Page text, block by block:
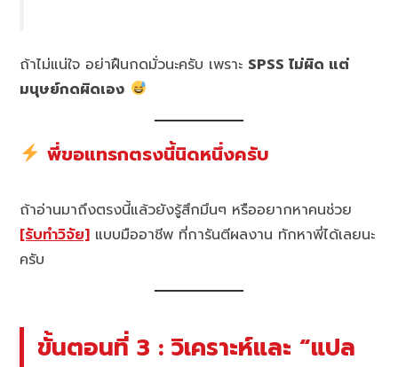
ถ้าไม่แน่ใจ อย่าฝืนกดมั่วนะครับ เพราะ SPSS ไม่ผิด แต่
มนุษย์กดผิดเอง
พี่ขอแทรกตรงนี้นิดหนึ่งครับ
ถ้าอ่านมาถึงตรงนี้แล้วยังรู้สึกมึนๆ หรืออยากหาคนช่วย
[รับทำวิจัย] แบบมืออาชีพ ที่การันตีผลงาน ทักหาพี่ได้เลยนะ
ครับ
ขั้นตอนที่ 3 : วิเคราะห์และ “แปล